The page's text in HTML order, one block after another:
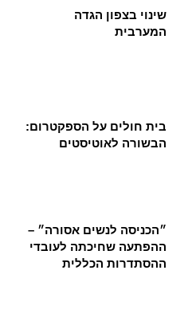
שינוי בצפון הגדה
המערבית
בית חולים על הספקטרום:
הבשורה לאוטיסטים
״הכניסה לנשים אסורה״ –
ההפתעה שחיכתה לעובדי
ההסתדרות הכללית